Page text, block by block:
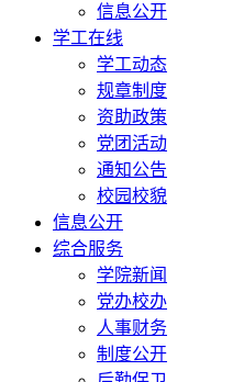
信息公开
学工在线
学工动态
规章制度
资助政策
党团活动
通知公告
校园校貌
信息公开
综合服务
学院新闻
党办校办
人事财务
制度公开